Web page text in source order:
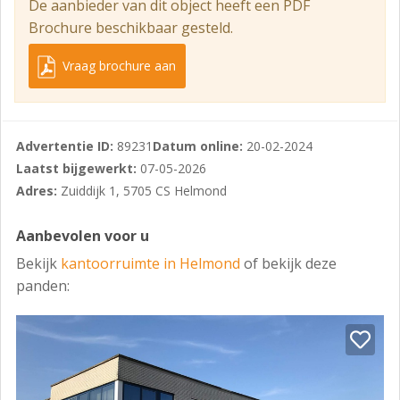
Kantoorruimte unit 4: VERHUURD.
Servicekosten:
In nader overleg te bepalen.
Parkeren:
In overleg.
Huurtermijn:
In overleg.
Opzegtermijn:
In overleg.
Aanvaarding:
In overleg.
Huurprijsbetaling:
De huurbetaling per maand inclusief BTW en overige
De aanbieder van dit object heeft een PDF
Brochure beschikbaar gesteld.
Vraag brochure aan
Advertentie ID: 89231 Datum online: 20-02-2024
Laatst bijgewerkt: 07-05-2026
Adres: Zuiddijk 1, 5705 CS Helmond
Aanbevolen voor u
Bekijk kantoorruimte in Helmond of bekijk deze
panden: